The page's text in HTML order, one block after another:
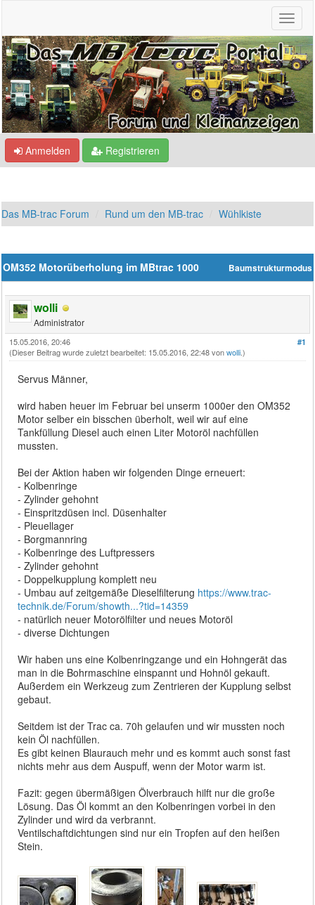
Anmelden Registrieren
Das MB-trac Forum Rund um den MB-trac Wühlkiste
Baumstrukturmodus
OM352 Motorüberholung im MBtrac 1000
wolli
Administrator
#1
15.05.2016, 20:46
(Dieser Beitrag wurde zuletzt bearbeitet: 15.05.2016, 22:48 vonwolli.)
Servus Männer,
wird haben heuer im Februar bei unserm 1000er den OM352
Motor selber ein bisschen überholt, weil wir auf eine
Tankfüllung Diesel auch einen Liter Motoröl nachfüllen
mussten.
Bei der Aktion haben wir folgenden Dinge erneuert:
- Kolbenringe
- Zylinder gehohnt
- Einspritzdüsen incl. Düsenhalter
- Pleuellager
- Borgmannring
- Kolbenringe des Luftpressers
- Zylinder gehohnt
- Doppelkupplung komplett neu
- Umbau auf zeitgemäße Dieselfilterung https://www.trac-
technik.de/Forum/showth...?tid=14359
- natürlich neuer Motorölfilter und neues Motoröl
- diverse Dichtungen
Wir haben uns eine Kolbenringzange und ein Hohngerät das
man in die Bohrmaschine einspannt und Hohnöl gekauft.
Außerdem ein Werkzeug zum Zentrieren der Kupplung selbst
gebaut.
Seitdem ist der Trac ca. 70h gelaufen und wir mussten noch
kein Öl nachfüllen.
Es gibt keinen Blaurauch mehr und es kommt auch sonst fast
nichts mehr aus dem Auspuff, wenn der Motor warm ist.
Fazit: gegen übermäßigen Ölverbrauch hilft nur die große
Lösung. Das Öl kommt an den Kolbenringen vorbei in den
Zylinder und wird da verbrannt.
Ventilschaftdichtungen sind nur ein Tropfen auf den heißen
Stein.